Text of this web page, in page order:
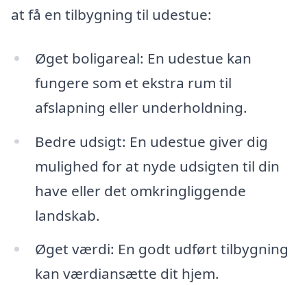
at få en tilbygning til udestue:
Øget boligareal: En udestue kan
fungere som et ekstra rum til
afslapning eller underholdning.
Bedre udsigt: En udestue giver dig
mulighed for at nyde udsigten til din
have eller det omkringliggende
landskab.
Øget værdi: En godt udført tilbygning
kan værdiansætte dit hjem.